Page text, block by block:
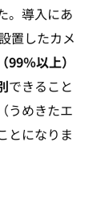
。導入にあ
置したカメ
99％以上）
できること
うめきたエ
とになりま